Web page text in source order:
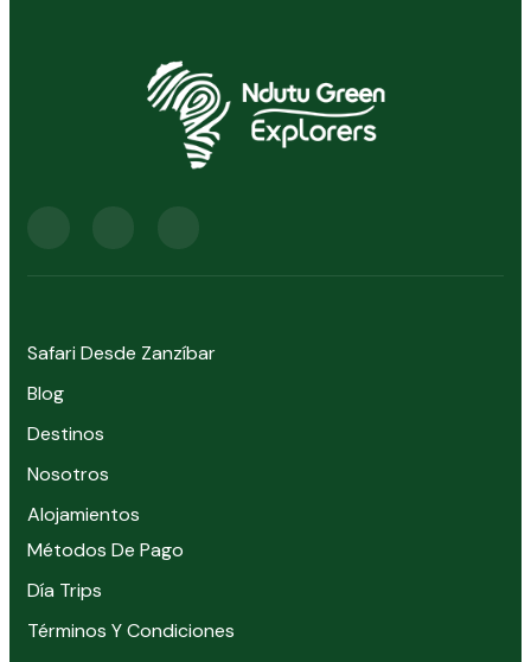
Safari Desde Zanzíbar
Blog
Destinos
Nosotros
Alojamientos
Métodos De Pago
Día Trips
Términos Y Condiciones